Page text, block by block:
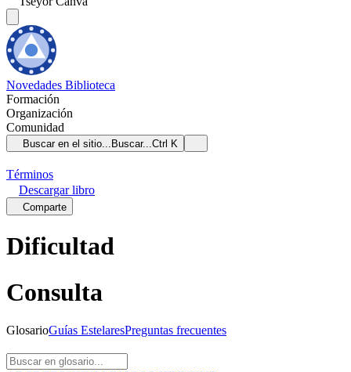
Novedades Biblioteca
Formación
Organización
Comunidad
Buscar en el sitio... Buscar...Ctrl K
Términos
Descargarlibro
Comparte
Dificultad
Consulta
GlosarioGuías EstelaresPreguntas frecuentes